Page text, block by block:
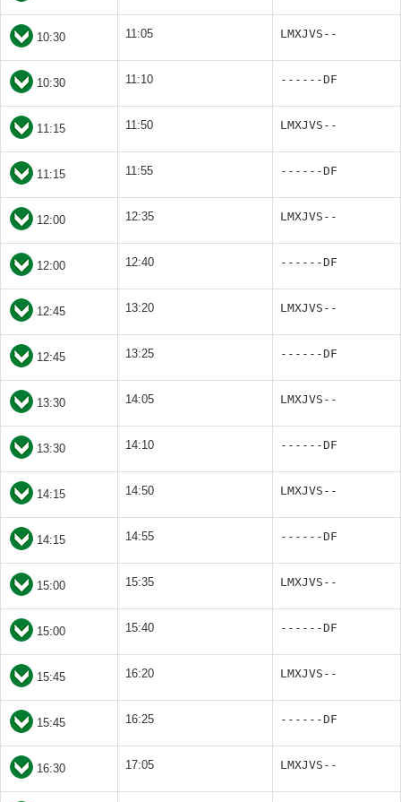
10:30 11:05 LMXJVS--
10:30 11:10 ------DF
11:15 11:50 LMXJVS--
11:15 11:55 ------DF
12:00 12:35 LMXJVS--
12:00 12:40 ------DF
12:45 13:20 LMXJVS--
12:45 13:25 ------DF
13:30 14:05 LMXJVS--
13:30 14:10 ------DF
14:15 14:50 LMXJVS--
14:15 14:55 ------DF
15:00 15:35 LMXJVS--
15:00 15:40 ------DF
15:45 16:20 LMXJVS--
15:45 16:25 ------DF
16:30 17:05 LMXJVS--